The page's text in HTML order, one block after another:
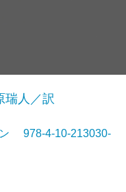
瑞人／訳
ン 978-4-10-213030-